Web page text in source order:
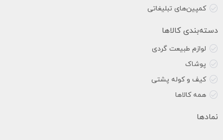
کمپین‌های تبلیغاتی
دسته‌بندی کالاها
لوازم طبیعت گردی
پوشاک
کیف و کوله پشتی
همه کالاها
نمادها